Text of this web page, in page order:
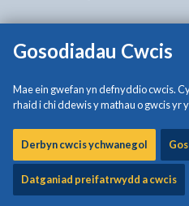
Gosodiadau Cwcis
Mae ein gwefan yn defnyddio cwcis.
rhaid i chi ddewis y mathau o gwcis yr
Derbyn cwcis ychwanegol
Datganiad preifatrwydd a cwcis
Cronfa grantiau bach i
Cydlyniant Cymunedol Gogledd
helpu i fynd i’r afael â
gweithgareddau sy’n hyrwyddo
chymunedau at ei gilydd.
Rydym yn croesawu ceisiadau